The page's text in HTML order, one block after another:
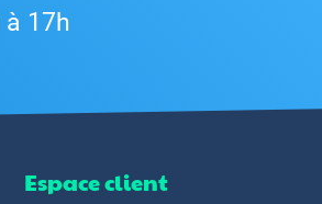
à 17h
Espace client